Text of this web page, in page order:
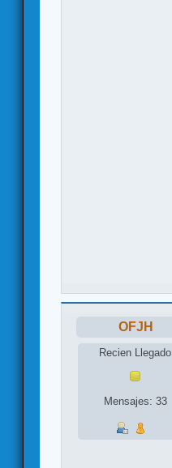
OFJH
Recien Llegado
Mensajes: 33